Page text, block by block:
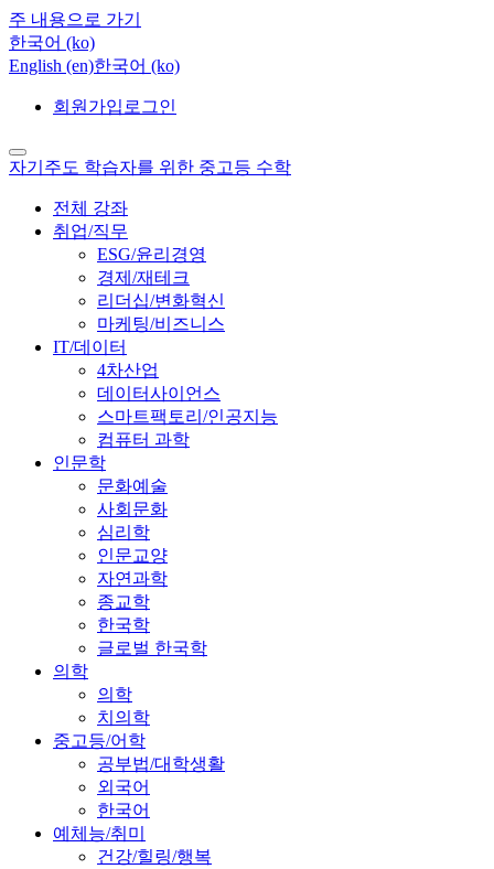
주 내용으로 가기
한국어 ‎(ko)‎
English ‎(en)‎한국어 ‎(ko)‎
회원가입 로그인
자기주도 학습자를 위한 중고등 수학
전체 강좌
취업/직무
ESG/윤리경영
경제/재테크
리더십/변화혁신
마케팅/비즈니스
IT/데이터
4차산업
데이터사이언스
스마트팩토리/인공지능
컴퓨터 과학
인문학
문화예술
사회문화
심리학
인문교양
자연과학
종교학
한국학
글로벌 한국학
의학
의학
치의학
중고등/어학
공부법/대학생활
외국어
한국어
예체능/취미
건강/힐링/행복